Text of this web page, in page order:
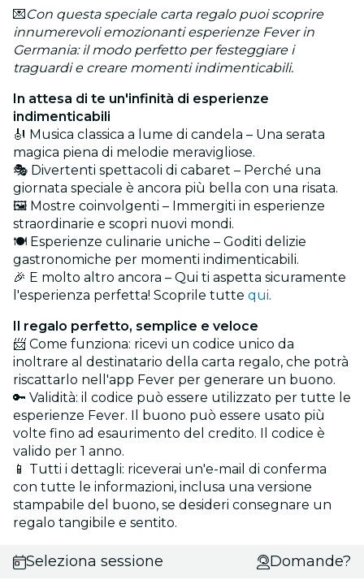
💌 Con questa speciale carta regalo puoi scoprire
innumerevoli emozionanti esperienze Fever in
Germania: il modo perfetto per festeggiare i
traguardi e creare momenti indimenticabili.
In attesa di te un'infinità di esperienze
indimenticabili
🎻 Musica classica a lume di candela – Una serata
magica piena di melodie meravigliose.
🎭 Divertenti spettacoli di cabaret – Perché una
giornata speciale è ancora più bella con una risata.
🖼️ Mostre coinvolgenti – Immergiti in esperienze
straordinarie e scopri nuovi mondi.
🍽️ Esperienze culinarie uniche – Goditi delizie
gastronomiche per momenti indimenticabili.
🎉 E molto altro ancora – Qui ti aspetta sicuramente
l'esperienza perfetta! Scoprile tutte qui.
Il regalo perfetto, semplice e veloce
📨 Come funziona: ricevi un codice unico da
inoltrare al destinatario della carta regalo, che potrà
riscattarlo nell'app Fever per generare un buono.
🔑 Validità: il codice può essere utilizzato per tutte le
esperienze Fever. Il buono può essere usato più
volte fino ad esaurimento del credito. Il codice è
valido per 1 anno.
📱 Tutti i dettagli: riceverai un'e-mail di conferma
con tutte le informazioni, inclusa una versione
stampabile del buono, se desideri consegnare un
regalo tangibile e sentito.
Seleziona sessione Domande?